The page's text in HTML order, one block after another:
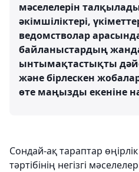
мәселелерін
әкімшіліктері,
ведомстволар
байланыстардың
ынтымақтастықты
және бірлескен
өте маңызды екеніне
Сондай-ақ тараптар
тәртібінің негізгі